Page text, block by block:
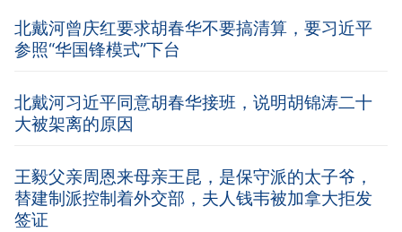
北戴河曾庆红要求胡春华不要搞清算，要习近平
参照“华国锋模式”下台
北戴河习近平同意胡春华接班，说明胡锦涛二十
大被架离的原因
王毅父亲周恩来母亲王昆，是保守派的太子爷，
替建制派控制着外交部，夫人钱韦被加拿大拒发
签证